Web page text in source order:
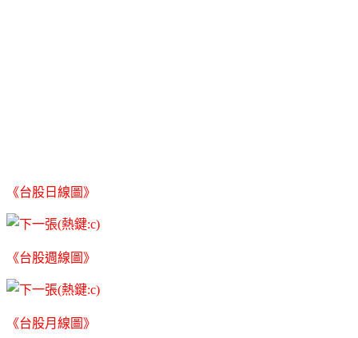
《台股日線圖》
《台股週線圖》
《台股月線圖》